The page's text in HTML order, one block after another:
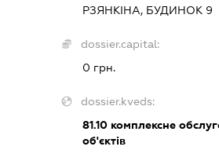
РЗЯНКІНА, БУДИНОК 9
dossier.capital:
0 грн.
dossier.kveds:
81.10комплексне
об'єктів